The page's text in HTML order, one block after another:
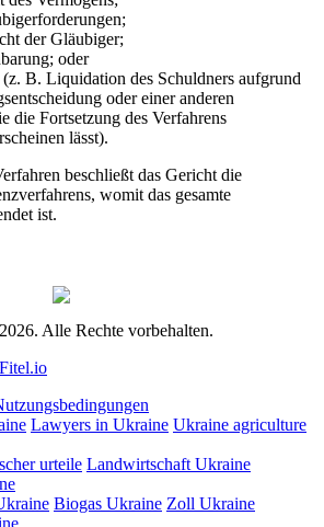
der Gläubiger;
oder
B. Liquidation des Schuldners aufgrund
oder einer anderen
die Fortsetzung des Verfahrens
lässt).
beschließt das Gericht die
womit das gesamte
ist.
Alle Rechte vorbehalten.
Fitel.io
Lawyers in Ukraine Ukraine agriculture
urteile Landwirtschaft Ukraine
Biogas Ukraine Zoll Ukraine